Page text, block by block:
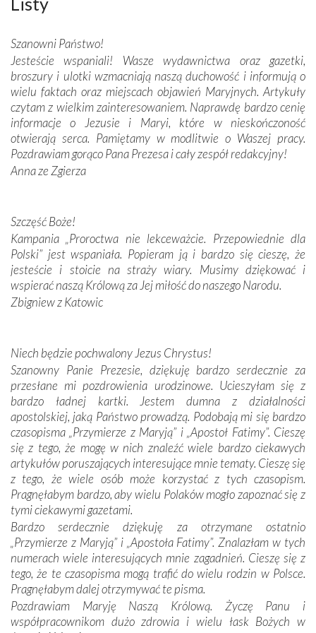
połączenie talentów z wytrwałością i pracowitością
Podążyliśmy też śladami fatimskich wizjonerów – Łucji
dos Santos oraz świętych Hiacynty i Franciszka Marto.
Modliliśmy się przy ich grobach. Odprawiliśmy Drogę
Krzyżową w ich rodzinnych stronach, odwiedziliśmy
domy, w których żyli.
W miejscu objawień Matki Bożej zapaliliśmy świece
przywiezione wraz z intencjami powierzonymi nam przez
spotykaliśmy się z serdeczną otwartością
Portugalczyków. Podziwialiśmy ich ludową sztukę i
zwyczaje. Mimo że nasze kraje są od siebie bardzo
oddalone, w żaden sposób nie czuliśmy się obco.
Sprawiła to oczywiście sama Matka Boża, ale też
kulturowa bliskość biorąca swój początek w naszej
wspólnej wierze. Podczas wyjazdów do historycznych
mieliśmy okazję przekonać się, że Maryja swoją opieką
otacza nie tylko nasz naród, lecz wszystkie nacje, które
się Jej ufnie oddają, a także każdą osobę, która zawierza
Jej siebie oraz swych bliskich.
Dzieje Portugalii to również historia wierności Bogu i
odstępstw, także w życiu władców. Trudne momenty w
wymiarze tak osobistym, jak i zbiorowym, przypominają o
konieczności ciągłego zabiegania o własną duszę i o łaskę
Opatrzności. Wierność przynosi pomyślność –
przynajmniej w życiu duchowym. Odstępstwo owocuje
nieszczęściem i śmiercią. Te uniwersalne prawdy
przychodziły na myśl, gdy słuchaliśmy opowieści
przewodników o portugalskich monarchach i wodzach,
zwycięskich bitwach i nieszczęśliwych losach grzesznych
kochanków.
Byli tym razem pośród Apostołów Fatimy reprezentanci
każdego spośród żyjących pokoleń. Najmłodszy uczestnik
Szanowni Państwo!
Jesteście wspaniali! Wasze wydawnictwa oraz gazetki,
broszury i ulotki wzmacniają naszą duchowość i informują o
wielu faktach oraz miejscach objawień Maryjnych. Artykuły
czytam z wielkim zainteresowaniem. Naprawdę bardzo cenię
informacje o Jezusie i Maryi, które w nieskończoność
otwierają serca. Pamiętamy w modlitwie o Waszej pracy.
Pozdrawiam gorąco Pana Prezesa i cały zespół redakcyjny!
Anna ze Zgierza
Szczęść Boże!
Kampania „Proroctwa nie lekceważcie. Przepowiednie dla
Polski” jest wspaniała. Popieram ją i bardzo się cieszę, że
jesteście i stoicie na straży wiary. Musimy dziękować i
wspierać naszą Królową za Jej miłość do naszego Narodu.
Zbigniew z Katowic
Niech będzie pochwalony Jezus Chrystus!
Szanowny Panie Prezesie, dziękuję bardzo serdecznie za
przesłane mi pozdrowienia urodzinowe. Ucieszyłam się z
bardzo ładnej kartki. Jestem dumna z działalności
apostolskiej, jaką Państwo prowadzą. Podobają mi się bardzo
czasopisma „Przymierze z Maryją” i „Apostoł Fatimy”. Cieszę
się z tego, że mogę w nich znaleźć wiele bardzo ciekawych
artykułów poruszających interesujące mnie tematy. Cieszę się
z tego, że wiele osób może korzystać z tych czasopism.
Pragnęłabym bardzo, aby wielu Polaków mogło zapoznać się z
tymi ciekawymi gazetami.
Bardzo serdecznie dziękuję za otrzymane ostatnio
„Przymierze z Maryją” i „Apostoła Fatimy”. Znalazłam w tych
numerach wiele interesujących mnie zagadnień. Cieszę się z
tego, że te czasopisma mogą trafić do wielu rodzin w Polsce.
Pragnęłabym dalej otrzymywać te pisma.
Pozdrawiam Maryję Naszą Królową. Życzę Panu i
współpracownikom dużo zdrowia i wielu łask Bożych w